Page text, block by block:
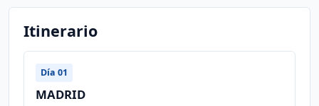
Itinerario
Día 01
MADRID